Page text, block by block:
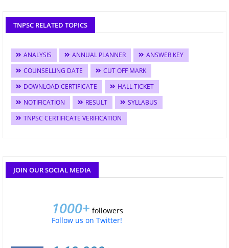
TNPSC RELATED TOPICS
ANALYSIS ANNUAL PLANNER
ANSWER KEY
COUNSELLING DATE
CUT OFF MARK
DOWNLOAD CERTIFICATE
HALL TICKET
NOTIFICATION
RESULT
SYLLABUS
TNPSC CERTIFICATE VERIFICATION
JOIN OUR SOCIAL MEDIA
1000+ followers
Follow us on Twitter!